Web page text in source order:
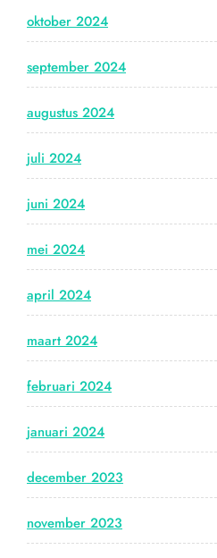
oktober 2024
september 2024
augustus 2024
juli 2024
juni 2024
mei 2024
april 2024
maart 2024
februari 2024
januari 2024
december 2023
november 2023